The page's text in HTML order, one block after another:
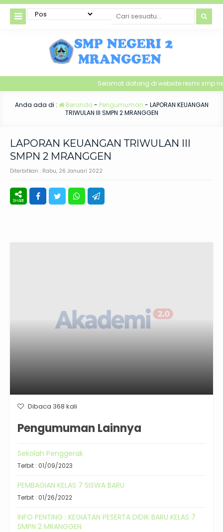
Selamat datang di website resmi smp
Anda ada di : Beranda - Pengumuman - LAPORAN KEUANGAN
TRIWULAN III SMPN 2 MRANGGEN
LAPORAN KEUANGAN TRIWULAN III
SMPN 2 MRANGGEN
Diterbitkan : Rabu, 26 Januari 2022
Dibaca 368 kali
Pengumuman Lainnya
Sekolah Penggerak
Terbit : 01/09/2023
PEMBAGIAN KELAS 7 SISWA BARU
Terbit : 01/26/2022
INFO PENTING : KEGIATAN PESERTA DIDIK BARU KELAS 7
SMPN 2 MRANGGEN